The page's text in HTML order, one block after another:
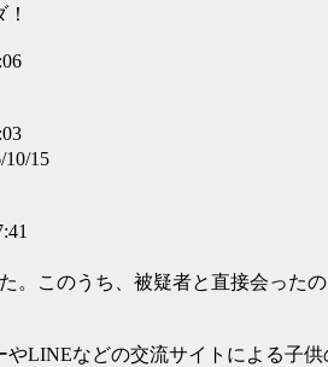
15
。このうち、被疑者と直接会ったの
LINEなどの交流サイトによる子